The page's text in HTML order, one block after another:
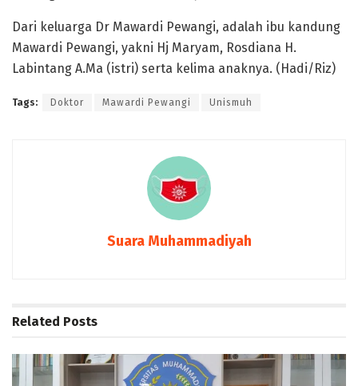
Dari keluarga Dr Mawardi Pewangi, adalah ibu kandung
Mawardi Pewangi, yakni Hj Maryam, Rosdiana H.
Labintang A.Ma (istri) serta kelima anaknya. (Hadi/Riz)
Tags: Doktor Mawardi Pewangi Unismuh
Suara Muhammadiyah
Related Posts